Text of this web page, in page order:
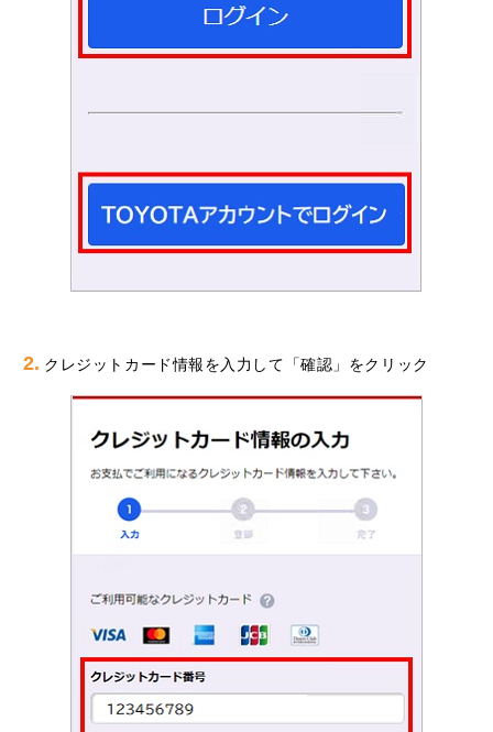
2. クレジットカード情報を入力して「確認」をクリック